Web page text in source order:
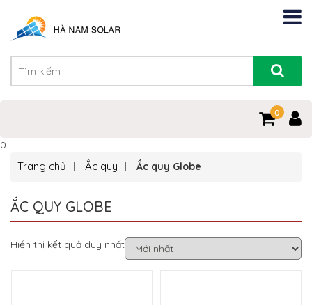
0
0
Trang chủ Ắc quy Ắc quy Globe
ẮC QUY GLOBE
Hiển thị kết quả duy nhất